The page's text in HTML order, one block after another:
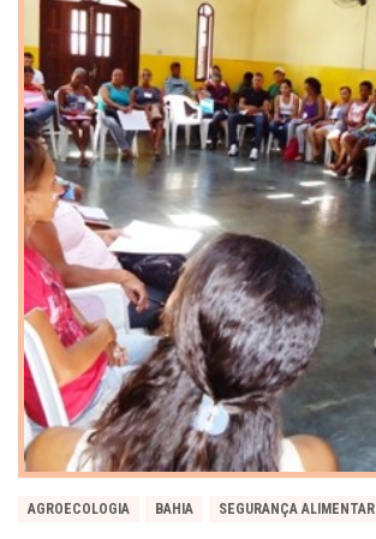
AGROECOLOGIA BAHIA SEGURANÇA ALIMENTAR